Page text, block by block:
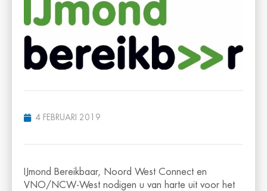
4 FEBRUARI 2019
IJmond Bereikbaar, Noord West Connect en
VNO/NCW-West nodigen u van harte uit voor het